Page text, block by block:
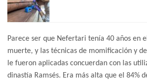
Parece ser que Nefertari tenía 40 años en
muerte, y las técnicas de momificación y
le fueron aplicadas concuerdan con las
dinastía Ramsés. Era más alta que el 84%